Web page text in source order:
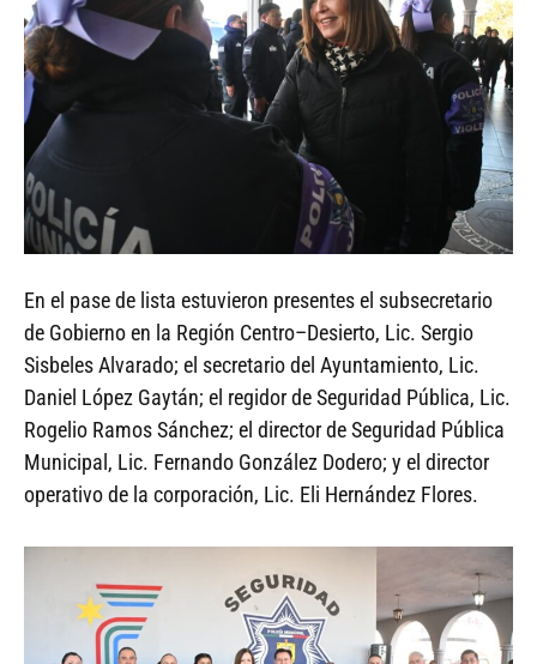
En el pase de lista estuvieron presentes el subsecretario
de Gobierno en la Región Centro–Desierto, Lic. Sergio
Sisbeles Alvarado; el secretario del Ayuntamiento, Lic.
Daniel López Gaytán; el regidor de Seguridad Pública, Lic.
Rogelio Ramos Sánchez; el director de Seguridad Pública
Municipal, Lic. Fernando González Dodero; y el director
operativo de la corporación, Lic. Eli Hernández Flores.